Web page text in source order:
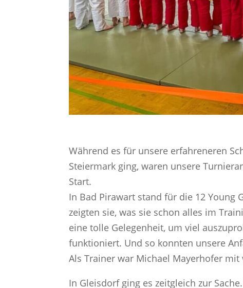
Während es für unsere erfahreneren
Steiermark ging, waren unsere
Start.
In Bad Pirawart stand für die 12
zeigten sie, was sie schon alles im
eine tolle Gelegenheit, um viel
funktioniert. Und so konnten unsere
Als Trainer war Michael Mayerhofer mit
In Gleisdorf ging es zeitgleich zur